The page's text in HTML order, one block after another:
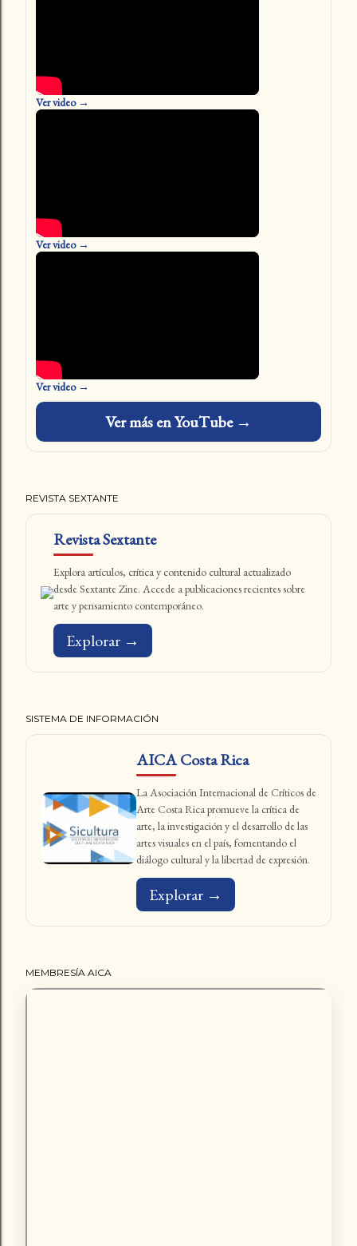
Ver video →
Ver video →
Ver video →
Ver más en YouTube →
REVISTA SEXTANTE
Revista Sextante
Explora artículos, crítica y contenido cultural actualizado
desde Sextante Zine. Accede a publicaciones recientes sobre
arte y pensamiento contemporáneo.
Explorar →
SISTEMA DE INFORMACIÓN
AICA Costa Rica
La Asociación Internacional de Críticos de
Arte Costa Rica promueve la crítica de
arte, la investigación y el desarrollo de las
artes visuales en el país, fomentando el
diálogo cultural y la libertad de expresión.
Explorar →
MEMBRESÍA AICA